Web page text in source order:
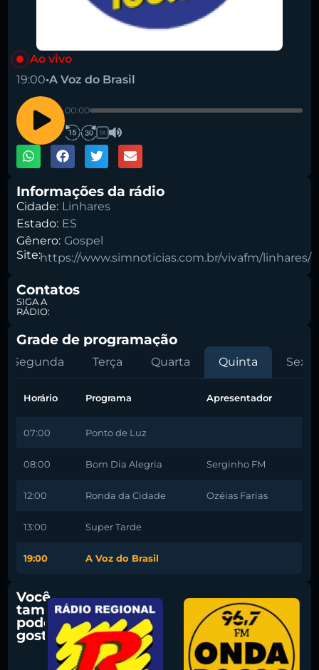
Ao vivo
19:00•A Voz do Brasil
00:00
1X
Informações da rádio
Cidade: Linhares
Estado: ES
Gênero: Gospel
Site:https://www.simnoticias.com.br/vivafm/linhares/
Contatos
SIGA A
RÁDIO:
Grade de programação
Segunda Terça Quarta Quinta Sexta
Horário Programa Apresentador
07:00 Ponto de Luz
08:00 Bom Dia Alegria Serginho FM
12:00 Ronda da Cidade Ozéias Farias
13:00 Super Tarde
19:00 A Voz do Brasil
Você
também
pode
gostar